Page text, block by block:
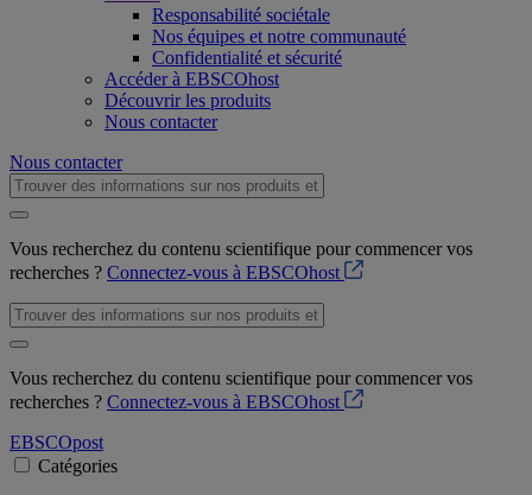
Responsabilité sociétale
Nos équipes et notre communauté
Confidentialité et sécurité
Accéder à EBSCOhost
Découvrir les produits
Nous contacter
Nous contacter
Vous recherchez du contenu scientifique pour commencer vos
recherches ? Connectez-vous à EBSCOhost
Vous recherchez du contenu scientifique pour commencer vos
recherches ? Connectez-vous à EBSCOhost
EBSCOpost
Catégories